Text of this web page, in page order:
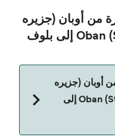
من أوبان (جزیره
استیوارت) ((Oban (Stewart Island) إلى بلوف
أوبان (جزیره
استیوارت) ((Oban (Stewart Island) إلى